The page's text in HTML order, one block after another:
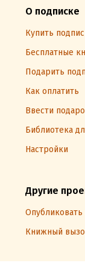
О подписке
Купить
Бесплатные
Подарить
Как оплатить
Ввести
Библиотека
Настройки
Другие
Опубликовать
Книжный